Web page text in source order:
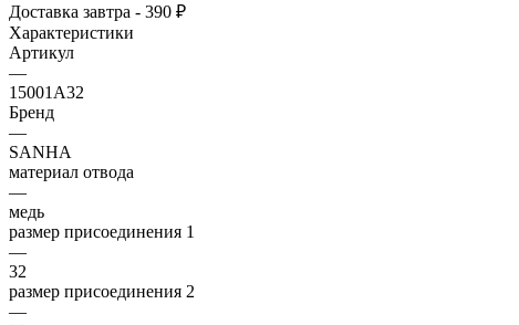
Доставка завтра - 390 ₽
Характеристики
Артикул
—
15001A32
Бренд
—
SANHA
материал отвода
—
медь
размер присоединения 1
—
32
размер присоединения 2
—